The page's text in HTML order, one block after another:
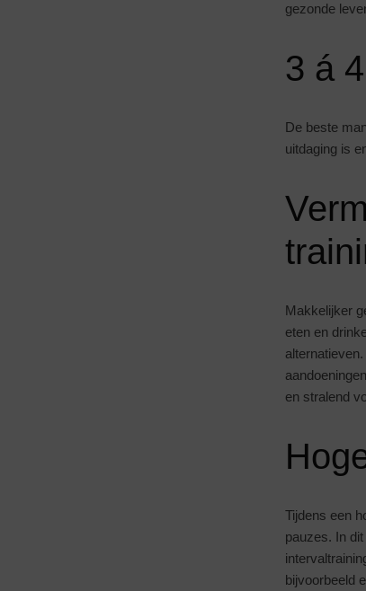
gezonde
3 á
De beste
uitdaging is
Makkelijker
eten en
en stralend
Tijdens een
pauzes. In
bijvoorbeeld